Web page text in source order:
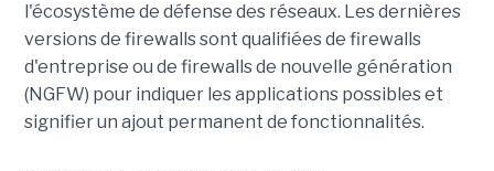
l'écosystème de défense des réseaux. Les dernières
versions de firewalls sont qualifiées de firewalls
d'entreprise ou de firewalls de nouvelle génération
(NGFW) pour indiquer les applications possibles et
signifier un ajout permanent de fonctionnalités.